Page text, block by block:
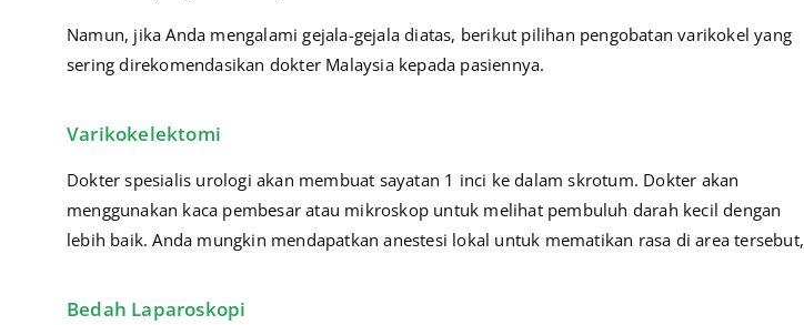
Namun, jika Anda mengalami gejala-gejala diatas, berikut pilihan pengobatan varikokel yang
sering direkomendasikan dokter Malaysia kepada pasiennya.
Varikokelektomi
Dokter spesialis urologi akan membuat sayatan 1 inci ke dalam skrotum. Dokter akan
menggunakan kaca pembesar atau mikroskop untuk melihat pembuluh darah kecil dengan
lebih baik. Anda mungkin mendapatkan anestesi lokal untuk mematikan rasa di area tersebut,
Bedah Laparoskopi